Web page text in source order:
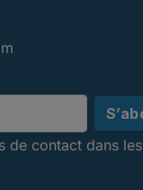
de contact dans les